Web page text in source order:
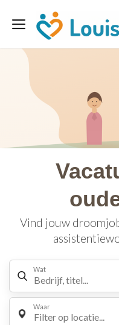
Vind jouw
Wat
Waar
Filter op locatie...